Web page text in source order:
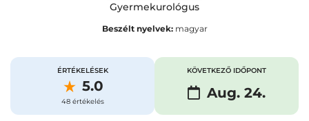
Gyermekurológus
Beszélt nyelvek:magyar
ÉRTÉKELÉSEK
5.0
48 értékelés
KÖVETKEZŐ IDŐPONT
Aug. 24.